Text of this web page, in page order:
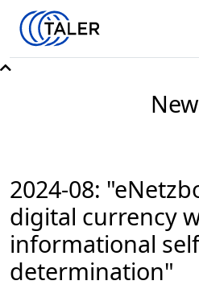
2024-08:
digital currency
informational
determination"